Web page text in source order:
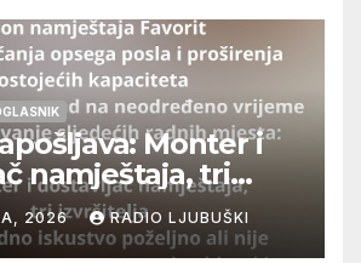
Monter i
namještaja, tri
2026 RADIO LJUBUŠKI